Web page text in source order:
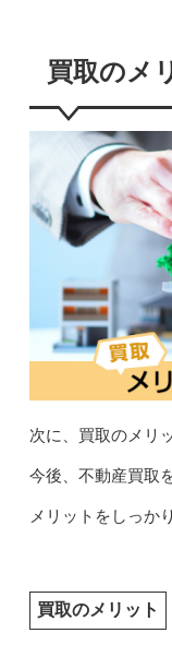
買取のメ
次に、買取のメリ
今後、不動産買取
メリットをしっか
買取のメリット